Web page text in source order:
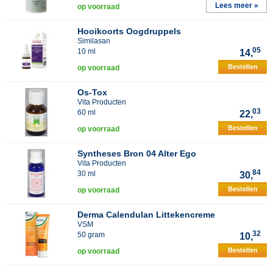
op voorraad Lees meer »
Hooikoorts Oogdruppels
Similasan
10 ml
14,05
op voorraad Bestellen
Os-Tox
Vita Producten
60 ml
22,03
op voorraad Bestellen
Syntheses Bron 04 Alter Ego
Vita Producten
30 ml
30,84
op voorraad Bestellen
Derma Calendulan Littekencreme
VSM
50 gram
10,32
op voorraad Bestellen